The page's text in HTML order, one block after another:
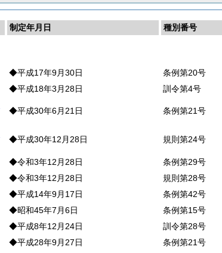
制定年月日
種別番号
◆平成17年9月30日
条例第20号
◆平成18年3月28日
訓令第4号
◆平成30年6月21日 条例第21号
◆平成30年12月28日 規則第24号
◆令和3年12月28日
条例第29号
◆令和3年12月28日
規則第28号
◆平成14年9月17日
条例第42号
◆昭和45年7月6日
条例第15号
◆平成8年12月24日
訓令第28号
◆平成28年9月27日
条例第21号